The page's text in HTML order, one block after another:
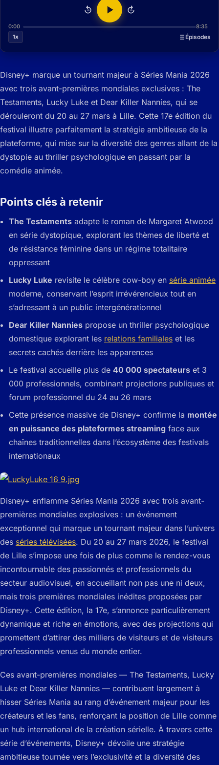
15 15
0:00
8:35
1x
Épisodes
Disney+ marque un tournant majeur à Séries Mania 2026
avec trois avant-premières mondiales exclusives : The
Testaments, Lucky Luke et Dear Killer Nannies, qui se
dérouleront du 20 au 27 mars à Lille. Cette 17e édition du
festival illustre parfaitement la stratégie ambitieuse de la
plateforme, qui mise sur la diversité des genres allant de la
dystopie au thriller psychologique en passant par la
comédie animée.
Points clés à retenir
The Testaments adapte le roman de Margaret Atwood
en série dystopique, explorant les thèmes de liberté et
de résistance féminine dans un régime totalitaire
oppressant
Lucky Luke revisite le célèbre cow-boy en série animée
moderne, conservant l’esprit irrévérencieux tout en
s’adressant à un public intergénérationnel
Dear Killer Nannies propose un thriller psychologique
domestique explorant les relations familiales et les
secrets cachés derrière les apparences
Le festival accueille plus de 40 000 spectateurs et 3
000 professionnels, combinant projections publiques et
forum professionnel du 24 au 26 mars
Cette présence massive de Disney+ confirme la montée
en puissance des plateformes streaming face aux
chaînes traditionnelles dans l’écosystème des festivals
internationaux
Disney+ enflamme Séries Mania 2026 avec trois avant-
premières mondiales explosives : un événement
exceptionnel qui marque un tournant majeur dans l’univers
des séries télévisées. Du 20 au 27 mars 2026, le festival
de Lille s’impose une fois de plus comme le rendez-vous
incontournable des passionnés et professionnels du
secteur audiovisuel, en accueillant non pas une ni deux,
mais trois premières mondiales inédites proposées par
Disney+. Cette édition, la 17e, s’annonce particulièrement
dynamique et riche en émotions, avec des projections qui
promettent d’attirer des milliers de visiteurs et de visiteurs
professionnels venus du monde entier.
Ces avant-premières mondiales — The Testaments, Lucky
Luke et Dear Killer Nannies — contribuent largement à
hisser Séries Mania au rang d’événement majeur pour les
créateurs et les fans, renforçant la position de Lille comme
un hub international de la création sérielle. À travers cette
série d’événements, Disney+ dévoile une stratégie
ambitieuse tournée vers l’exclusivité et la diversité des